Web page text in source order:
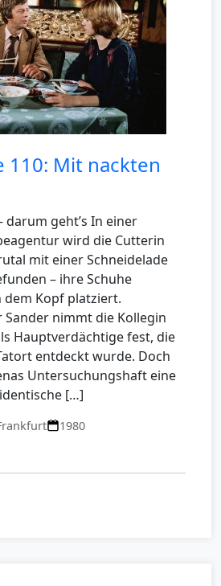
110: Mit nackten
darum geht’s In einer
wird die Cutterin
mit einer Schneidelade
– ihre Schuhe
Kopf platziert.
nimmt die Kollegin
Hauptverdächtige fest, die
entdeckt wurde. Doch
Untersuchungshaft eine
[…]
1980